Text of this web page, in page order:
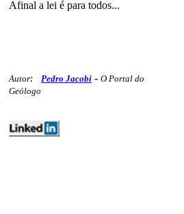
Afinal a lei é para todos...
Autor: Pedro Jacobi - O Portal do
Geólogo